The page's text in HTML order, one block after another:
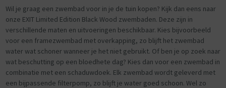
Wil je graag een zwembad voor in je de tuin kopen? Kijk dan eens naar
onze EXIT Limited Edition Black Wood zwembaden. Deze zijn in
verschillende maten en uitvoeringen beschikbaar. Kies bijvoorbeeld
voor een framezwembad met overkapping, zo blijft het zwembad
water wat schoner wanneer je het niet gebruikt. Of ben je op zoek naar
wat beschutting op een bloedhete dag? Kies dan voor een zwembad in
combinatie met een schaduwdoek. Elk zwembad wordt geleverd met
een bijpassende filterpomp, zo blijft je water goed schoon. Wel zo